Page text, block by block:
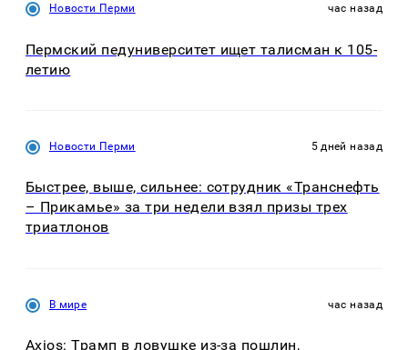
Новости Перми час назад
Пермский педуниверситет ищет талисман к 105-
летию
Новости Перми 5 дней назад
Быстрее, выше, сильнее: сотрудник «Транснефть
– Прикамье» за три недели взял призы трех
триатлонов
В мире час назад
Axios: Трамп в ловушке из-за пошлин,